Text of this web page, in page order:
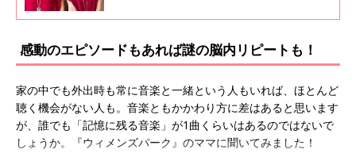
生回数350万回という、注目度急上昇中の2人が
感動のエピソードもあれば謎の脳内リピートも！
家の中でも外出時も常に音楽と一緒という人もいれば、ほとんど
聴く機会がない人も。音楽ともかかわり方に差はあると思います
が、誰でも「記憶に残る音楽」が1曲くらいはあるのではないで
しょうか。『ウィメンズパーク』のママに聞いてみました！